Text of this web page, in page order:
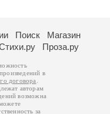
Поиск
Магазин
Проза.ру
в
договора.
авторам
возможна
за